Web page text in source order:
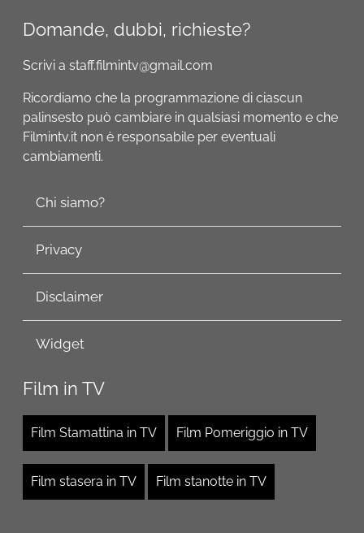
Domande, dubbi, richieste?
Scrivi a staff.filmintv@gmail.com
Ricordiamo che la programmazione di ciascun
palinsesto può cambiare in qualsiasi momento e che
Filmintv.it non è responsabile per eventuali
cambiamenti.
Chi siamo?
Privacy
Disclaimer
Widget
Film in TV
Film Stamattina in TV Film Pomeriggio in TV
Film stasera in TV Film stanotte in TV